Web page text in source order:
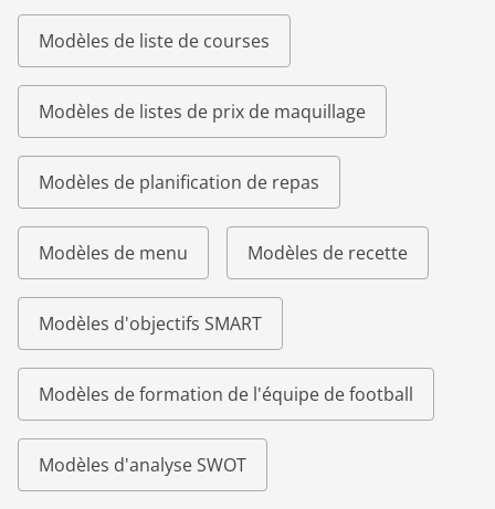
Modèles de liste de courses
Modèles de listes de prix de maquillage
Modèles de planification de repas
Modèles de menu Modèles de recette
Modèles d'objectifs SMART
Modèles de formation de l'équipe de football
Modèles d'analyse SWOT